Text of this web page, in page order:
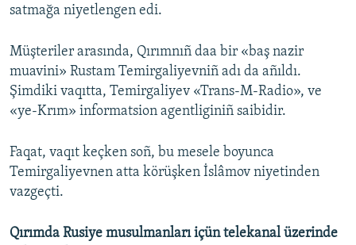
satmağa niyetlengen edi.
Müşteriler arasında, Qırımnıñ daa bir «baş nazir
muavini» Rustam Temirgaliyevniñ adı da añıldı.
Şimdiki vaqıtta, Temirgaliyev «Trans-M-Radio», ve
«ye-Krım» informatsion agentliginiñ saibidir.
Faqat, vaqıt keçken soñ, bu mesele boyunca
Temirgaliyevnen atta körüşken İslâmov niyetinden
vazgeçti.
Qırımda Rusiye musulmanları içün telekanal üzerinde